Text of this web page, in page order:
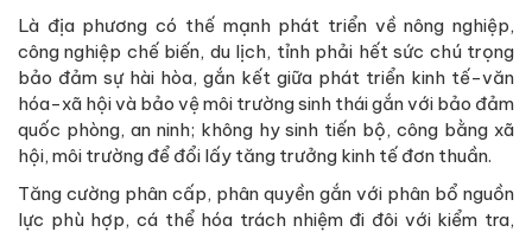
Là địa phương có thế mạnh phát triển về nông nghiệp,
công nghiệp chế biến, du lịch, tỉnh phải hết sức chú trọng
bảo đảm sự hài hòa, gắn kết giữa phát triển kinh tế-văn
hóa-xã hội và bảo vệ môi trường sinh thái gắn với bảo đảm
quốc phòng, an ninh; không hy sinh tiến bộ, công bằng xã
hội, môi trường để đổi lấy tăng trưởng kinh tế đơn thuần.
Tăng cường phân cấp, phân quyền gắn với phân bổ nguồn
lực phù hợp, cá thể hóa trách nhiệm đi đôi với kiểm tra,